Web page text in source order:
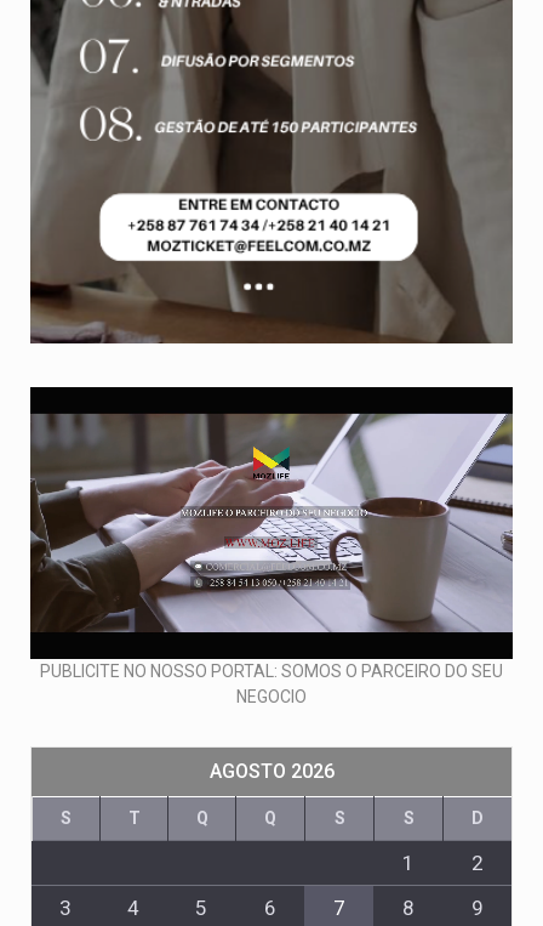
PUBLICITE NO NOSSO PORTAL: SOMOS O PARCEIRO DO SEU
NEGOCIO
AGOSTO 2026
S T Q Q S S D
1
2
3
4 5 6 7 8
9